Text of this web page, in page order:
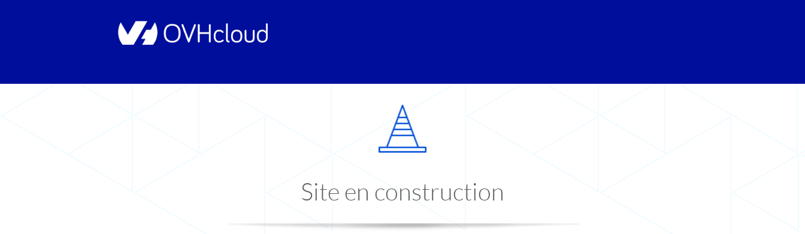
Site en construction